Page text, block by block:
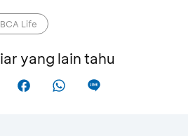
BCA Life
yang lain tahu